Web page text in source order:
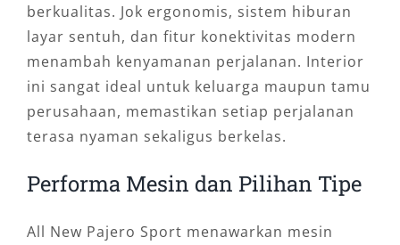
berkualitas. Jok ergonomis, sistem hiburan
layar sentuh, dan fitur konektivitas modern
menambah kenyamanan perjalanan. Interior
ini sangat ideal untuk keluarga maupun tamu
perusahaan, memastikan setiap perjalanan
terasa nyaman sekaligus berkelas.
Performa Mesin dan Pilihan Tipe
All New Pajero Sport menawarkan mesin